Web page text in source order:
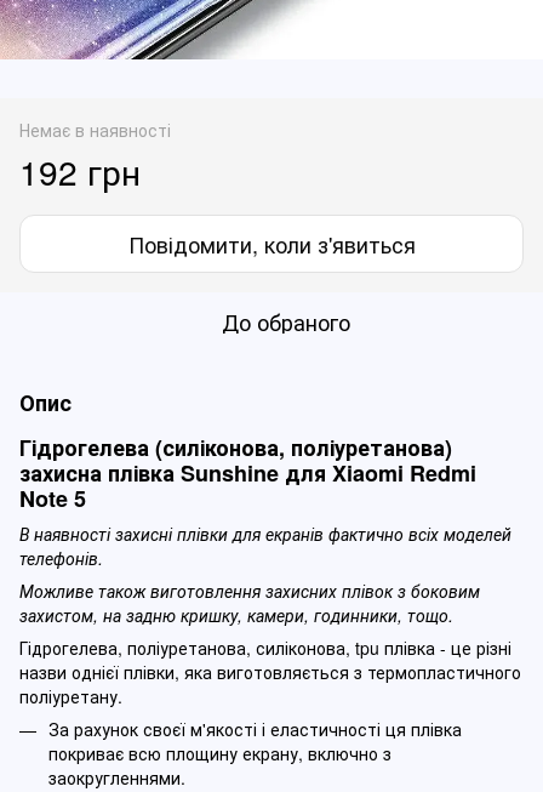
Немає в наявності
192 грн
Повідомити, коли з'явиться
До обраного
Опис
Гідрогелева (силіконова, поліуретанова)
захисна плівка Sunshine для Xiaomi Redmi
Note 5
В наявності захисні плівки для екранів фактично всіх моделей
телефонів.
Можливе також виготовлення захисних плівок з боковим
захистом, на задню кришку, камери, годинники, тощо.
Гідрогелева, поліуретанова, силіконова, tpu плівка - це різні
назви однієї плівки, яка виготовляється з термопластичного
поліуретану.
За рахунок своєї м'якості і еластичності ця плівка
покриває всю площину екрану, включно з
заокругленнями.